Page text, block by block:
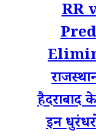
RR
हैदराबाद
इन